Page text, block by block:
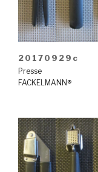
20170929c
Presse
FACKELMANN®